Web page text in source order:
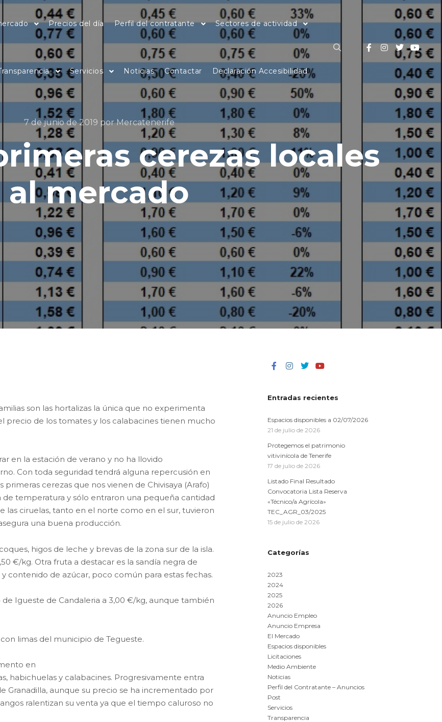
Precios del día Perfil del contratante Sectores de actividad
Servicios Noticias Contactar Declaración Accesibilidad
7 de junio de 2019 porMercatenerife
cerezas locales
al mercado
son las hortalizas la única que no experimenta
precio de los tomates y los calabacines tienen mucho
en la estación de verano y no ha llovido
Con toda seguridad tendrá alguna repercusión en
cerezas que nos vienen de Chivisaya (Arafo)
temperatura y sólo entraron una pequeña cantidad
las ciruelas, tanto en el norte como en el sur, tuvieron
una buena producción.
higos de leche y brevas de la zona sur de la isla.
€/kg. Otra fruta a destacar es la sandía negra de
contenido de azúcar, poco común para estas fechas.
Igueste de Candaleria a 3,00 €/kg, aunque también
limas del municipio de Tegueste.
en
habichuelas y calabacines. Progresivamente entra
Granadilla, aunque su precio se ha incrementado por
ralentizan su venta ya que el tiempo caluroso no
Entradas recientes
Espacios disponibles a 02/07/2026
21 de julio de 2026
Protegemos el patrimonio
vitivinícola de Tenerife
17 de julio de 2026
Listado Final Resultado
Convocatoria Lista Reserva
«Técnico/a Agrícola»
TEC_AGR_03/2025
15 de julio de 2026
Categorías
2023
2024
2025
2026
Anuncio Empleo
Anuncio Empresa
El Mercado
Espacios disponibles
Licitaciones
Medio Ambiente
Noticias
Perfil del Contratante – Anuncios
Post
Servicios
Transparencia